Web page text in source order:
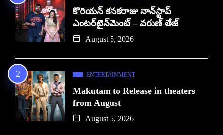
కొరియన్ కనకరాజు నాన్‌స్టాప్
ఎంటర్‌టైన్‌మెంట్ – వరుణ్ తేజ్
August 5, 2026
ENTERTAINMENT
Makutam to Release in theaters
from August
August 5, 2026